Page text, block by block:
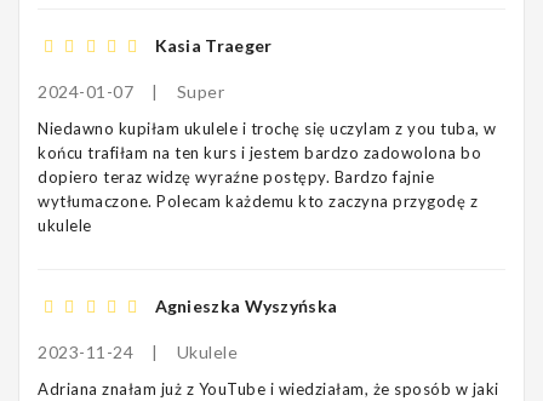
Kasia Traeger
2024-01-07 | Super
Niedawno kupiłam ukulele i trochę się uczylam z you tuba, w
końcu trafiłam na ten kurs i jestem bardzo zadowolona bo
dopiero teraz widzę wyraźne postępy. Bardzo fajnie
wytłumaczone. Polecam każdemu kto zaczyna przygodę z
ukulele
Agnieszka Wyszyńska
2023-11-24 | Ukulele
Adriana znałam już z YouTube i wiedziałam, że sposób w jaki